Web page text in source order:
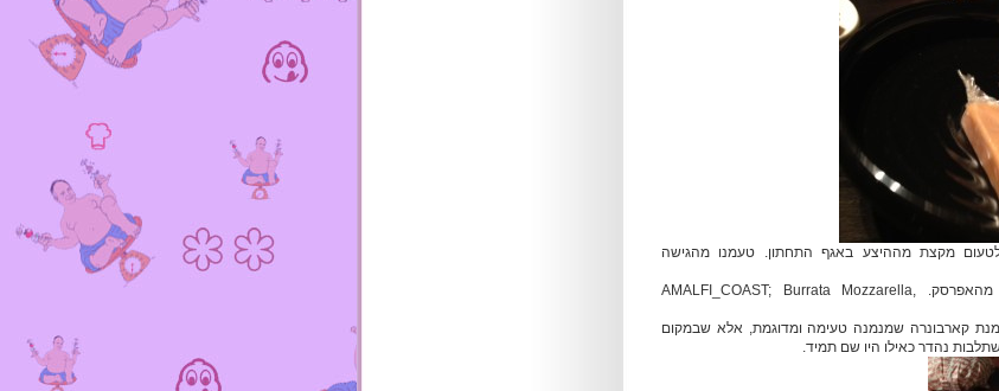
מקצת מההיצע באגף התחתון. טעמנו מהגישה
סלט שזוכה לרעננות ומתיקות מהאפרסק. AMALFI_COAST; Burrata Mozzarella,
מנת קארבונרה שמנמנה טעימה ומדוגמת, אלא שבמקום
נהדר כאילו היו שם תמיד.